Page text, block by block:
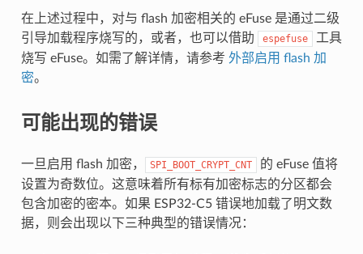
在上述过程中，对与 flash 加密相关的 eFuse 是通过二级
引导加载程序烧写的，或者，也可以借助
espefuse
工具
烧写 eFuse。如需了解详情，请参考 外部启用 flash 加
密。
可能出现的错误
一旦启用 flash 加密， SPI_BOOT_CRYPT_CNT
的 eFuse 值将
设置为奇数位。这意味着所有标有加密标志的分区都会
包含加密的密本。如果 ESP32-C5 错误地加载了明文数
据，则会出现以下三种典型的错误情况：